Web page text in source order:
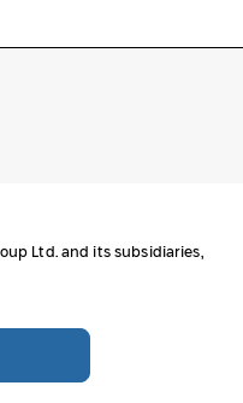
Ltd. and its subsidiaries,